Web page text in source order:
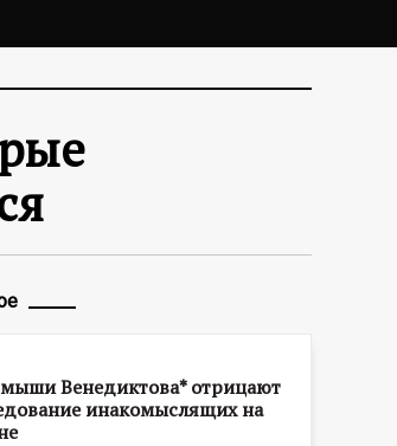
Венедиктова* отрицают
инакомыслящих на